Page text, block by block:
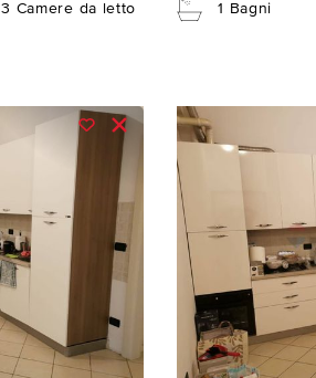
3 Camere da letto 1 Bagni